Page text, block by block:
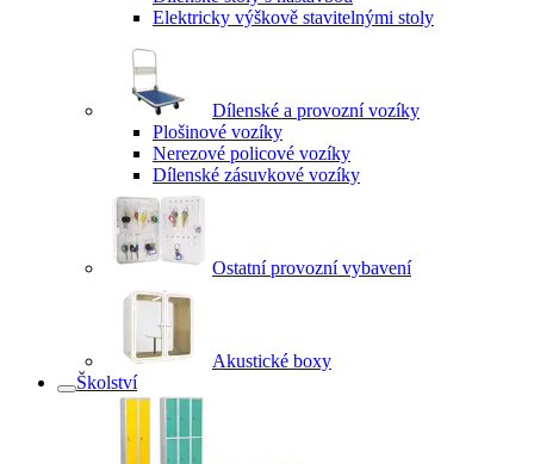
Elektricky výškově stavitelnými stoly
Dílenské a provozní vozíky
Plošinové vozíky
Nerezové policové vozíky
Dílenské zásuvkové vozíky
Ostatní provozní vybavení
Akustické boxy
Školství